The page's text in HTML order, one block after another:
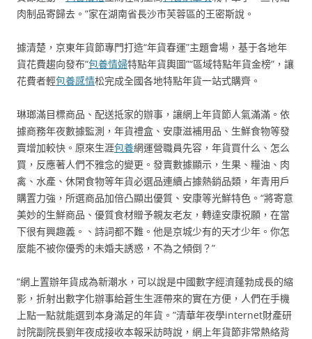
肉制品寄歸去。”家在湖南省長沙市芙蓉區的王密斯說。
據清楚，京東年貨節專門打造“年貨春運”主題會場，基于各地年
貨花費趨向發布“包養情婦特點年貨輿圖”“區域特點年貨金榜”，讓
花費者輕包養感情松完成全國各地特點年貨一站式購齊。
琳瑯滿目標商品、配送抵家的辦事，讓網上年貨節人氣滿滿。依
據商務年夜數據監測，年貨禮盒、安康滋補用品、生鮮食物等發
賣增加較快。原來生涯包養網運營職員先容，年貨買什么、怎么
買，反應著人們不雅念的變更。發賣數據顯示，生果、糧油、肉
禽、水產、休閑食物等年貨必選品連續占據熱銷品類，年青用戶
購置力強，所選商品加倍凸顯出優質、安康等光鮮特色。“將寄意
美妙的生鮮商品、優質食材贈予親友老友，轉達安康祝願，在當
下很有興趣義。、詩詞都不難。他是京城少有的天才少年。你怎
麼能不被你優秀的未婚夫誘惑，不為之傾倒？”
“網上置辦年貨成為新潮水，可以說是中國數字經濟蓬勃成長的縮
影，折射出數字化辦事給蒼生生涯帶來的實在方便，人們在手機
上點一點就能選到本身滿足的年貨。”清華年夜學internet財產研
討院副院長劉年夜成接收本報采訪時說，網上年貨節非常熱絡背